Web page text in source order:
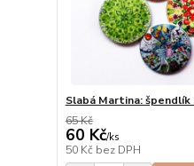
Slabá Martina:
65 Kč
60 Kč/ks
50 Kč bez DPH